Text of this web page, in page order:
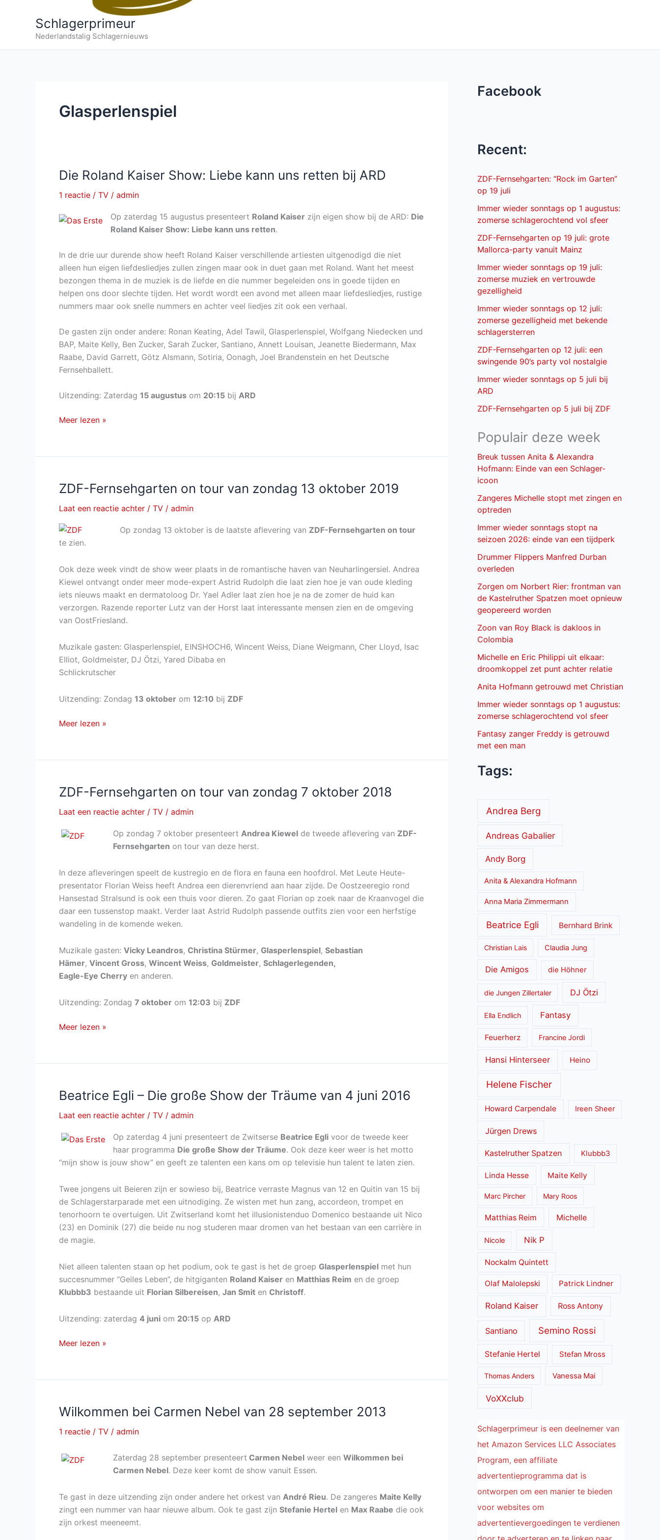
Schlagerprimeur
Nederlandstalig Schlagernieuws
Glasperlenspiel
Die Roland Kaiser Show: Liebe kann uns retten bij ARD
1 reactie / TV / admin
Op zaterdag 15 augustus presenteert Roland Kaiser zijn eigen show bij de ARD: Die
Roland Kaiser Show: Liebe kann uns retten.
In de drie uur durende show heeft Roland Kaiser verschillende artiesten uitgenodigd die niet
alleen hun eigen liefdesliedjes zullen zingen maar ook in duet gaan met Roland. Want het meest
bezongen thema in de muziek is de liefde en die nummer begeleiden ons in goede tijden en
helpen ons door slechte tijden. Het wordt wordt een avond met alleen maar liefdesliedjes, rustige
nummers maar ook snelle nummers en achter veel liedjes zit ook een verhaal.
De gasten zijn onder andere: Ronan Keating, Adel Tawil, Glasperlenspiel, Wolfgang Niedecken und
BAP, Maite Kelly, Ben Zucker, Sarah Zucker, Santiano, Annett Louisan, Jeanette Biedermann, Max
Raabe, David Garrett, Götz Alsmann, Sotiria, Oonagh, Joel Brandenstein en het Deutsche
Fernsehballett.
Uitzending: Zaterdag 15 augustus om 20:15 bij ARD
Die
Show:
kann
uns
retten
bij
ARD
Meer lezen »
ZDF-Fernsehgarten on tour van zondag 13 oktober 2019
Laat een reactie achter / TV / admin
Op zondag 13 oktober is de laatste aflevering van ZDF-Fernsehgarten on tour
te zien.
Ook deze week vindt de show weer plaats in de romantische haven van Neuharlingersiel. Andrea
Kiewel ontvangt onder meer mode-expert Astrid Rudolph die laat zien hoe je van oude kleding
iets nieuws maakt en dermatoloog Dr. Yael Adler laat zien hoe je na de zomer de huid kan
verzorgen. Razende reporter Lutz van der Horst laat interessante mensen zien en de omgeving
van OostFriesland.
Muzikale gasten: Glasperlenspiel, EINSHOCH6, Wincent Weiss, Diane Weigmann, Cher Lloyd, Isac
Elliot, Goldmeister, DJ Ötzi, Yared Dibaba en
Schlickrutscher
Uitzending: Zondag 13 oktober om 12:10 bij ZDF
ZDF-
tour
zondag
13
oktober
Meer lezen »
ZDF-Fernsehgarten on tour van zondag 7 oktober 2018
Laat een reactie achter / TV / admin
Op zondag 7 oktober presenteert Andrea Kiewel de tweede aflevering van ZDF-
Fernsehgarten on tour van deze herst.
In deze afleveringen speelt de kustregio en de flora en fauna een hoofdrol. Met Leute Heute-
presentator Florian Weiss heeft Andrea een dierenvriend aan haar zijde. De Oostzeeregio rond
Hansestad Stralsund is ook een thuis voor dieren. Zo gaat Florian op zoek naar de Kraanvogel die
daar een tussenstop maakt. Verder laat Astrid Rudolph passende outfits zien voor een herfstige
wandeling in de komende weken.
Muzikale gasten: Vicky Leandros, Christina Stürmer, Glasperlenspiel, Sebastian
Hämer, Vincent Gross, Wincent Weiss, Goldmeister, Schlagerlegenden,
Eagle-Eye Cherry en anderen.
Uitzending: Zondag 7 oktober om 12:03 bij ZDF
ZDF-
tour
zondag
7
oktober
Meer lezen »
Beatrice Egli – Die große Show der Träume van 4 juni 2016
Laat een reactie achter / TV / admin
Op zaterdag 4 juni presenteert de Zwitserse Beatrice Egli voor de tweede keer
haar programma Die große Show der Träume. Ook deze keer weer is het motto
“mijn show is jouw show” en geeft ze talenten een kans om op televisie hun talent te laten zien.
Twee jongens uit Beieren zijn er sowieso bij, Beatrice verraste Magnus van 12 en Quitin van 15 bij
de Schlagerstarparade met een uitnodiging. Ze wisten met hun zang, accordeon, trompet en
tenorhoorn te overtuigen. Uit Zwitserland komt het illusionistenduo Domenico bestaande uit Nico
(23) en Dominik (27) die beide nu nog studeren maar dromen van het bestaan van een carrière in
de magie.
Niet alleen talenten staan op het podium, ook te gast is het de groep Glasperlenspiel met hun
succesnummer “Geiles Leben”, de hitgiganten Roland Kaiser en Matthias Reim en de groep
Klubbb3 bestaande uit Florian Silbereisen, Jan Smit en Christoff.
Uitzending: zaterdag 4 juni om 20:15 op ARD
Beatrice
Die
Show
der
Träume
4
Meer lezen »
Wilkommen bei Carmen Nebel van 28 september 2013
1 reactie / TV / admin
Zaterdag 28 september presenteert Carmen Nebel weer een Wilkommen bei
Carmen Nebel. Deze keer komt de show vanuit Essen.
Te gast in deze uitzending zijn onder andere het orkest van André Rieu. De zangeres Maite Kelly
zingt een nummer van haar nieuwe album. Ook te gast zijn Stefanie Hertel en Max Raabe die ook
zijn orkest meeneemt.
Facebook
Recent:
ZDF-Fernsehgarten: “Rock im Garten”
op 19 juli
Immer wieder sonntags op 1 augustus:
zomerse schlagerochtend vol sfeer
ZDF-Fernsehgarten op 19 juli: grote
Mallorca-party vanuit Mainz
Immer wieder sonntags op 19 juli:
zomerse muziek en vertrouwde
gezelligheid
Immer wieder sonntags op 12 juli:
zomerse gezelligheid met bekende
schlagersterren
ZDF-Fernsehgarten op 12 juli: een
swingende 90’s party vol nostalgie
Immer wieder sonntags op 5 juli bij
ARD
ZDF-Fernsehgarten op 5 juli bij ZDF
Populair deze week
Breuk tussen Anita & Alexandra
Hofmann: Einde van een Schlager-
icoon
Zangeres Michelle stopt met zingen en
optreden
Immer wieder sonntags stopt na
seizoen 2026: einde van een tijdperk
Drummer Flippers Manfred Durban
overleden
Zorgen om Norbert Rier: frontman van
de Kastelruther Spatzen moet opnieuw
geopereerd worden
Zoon van Roy Black is dakloos in
Colombia
Michelle en Eric Philippi uit elkaar:
droomkoppel zet punt achter relatie
Anita Hofmann getrouwd met Christian
Immer wieder sonntags op 1 augustus:
zomerse schlagerochtend vol sfeer
Fantasy zanger Freddy is getrouwd
met een man
Tags:
Andrea Berg
Andreas Gabalier
Andy Borg
Anita & Alexandra Hofmann
Anna Maria Zimmermann
Beatrice Egli Bernhard Brink
Christian Lais Claudia Jung
Die Amigos die Höhner
die Jungen Zillertaler DJ Ötzi
Ella Endlich Fantasy
Feuerherz Francine Jordi
Hansi Hinterseer Heino
Helene Fischer
Howard Carpendale Ireen Sheer
Jürgen Drews
Kastelruther Spatzen Klubbb3
Linda Hesse Maite Kelly
Marc Pircher Mary Roos
Matthias Reim Michelle
Nicole Nik P
Nockalm Quintett
Olaf Malolepski Patrick Lindner
Roland Kaiser Ross Antony
Santiano Semino Rossi
Stefanie Hertel Stefan Mross
Thomas Anders Vanessa Mai
VoXXclub
Schlagerprimeur is een deelnemer van
het Amazon Services LLC Associates
Program, een affiliate
advertentieprogramma dat is
ontworpen om een manier te bieden
voor websites om
advertentievergoedingen te verdienen